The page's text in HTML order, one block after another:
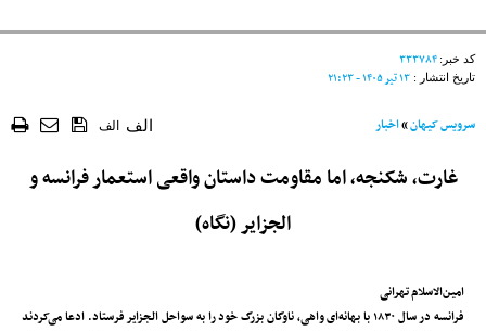
کد خبر:۳۳۳۷۸۴
تاریخ انتشار : ۱۳ تير ۱۴۰۵ - ۲۱:۲۳
سرویس کیهان»اخبار الف الف
غارت، شکنجه، اما مقاومت داستان واقعی استعمار فرانسه و
الجزایر (نگاه)
امین‌الاسلام تهرانی
فرانسه در سال ۱۸۳۰ با بهانه‌ای واهی، ناوگان بزرگ خود را به سواحل الجزایر فرستاد. ادعا می‌کردند